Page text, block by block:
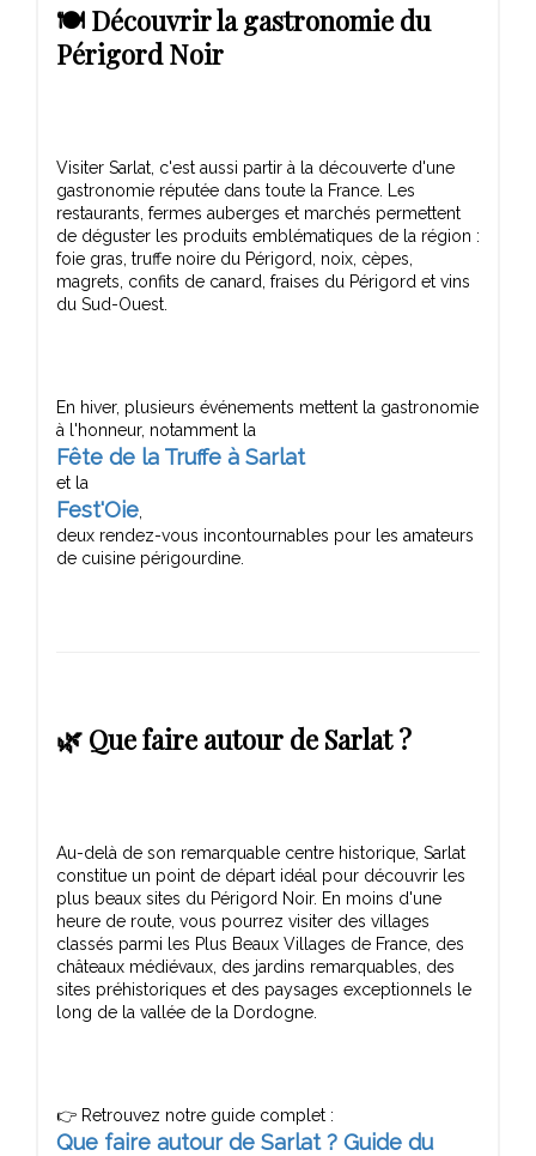
🍽️ Découvrir la gastronomie du
Périgord Noir
Visiter Sarlat, c'est aussi partir à la découverte d'une
gastronomie réputée dans toute la France. Les
restaurants, fermes auberges et marchés permettent
de déguster les produits emblématiques de la région :
foie gras, truffe noire du Périgord, noix, cèpes,
magrets, confits de canard, fraises du Périgord et vins
En hiver, plusieurs événements mettent la gastronomie
Fête de la Truffe à Sarlat
Fest'Oie
deux rendez-vous incontournables pour les amateurs
🌿 Que faire autour de Sarlat ?
Au-delà de son remarquable centre historique, Sarlat
constitue un point de départ idéal pour découvrir les
plus beaux sites du Périgord Noir. En moins d'une
heure de route, vous pourrez visiter des villages
classés parmi les Plus Beaux Villages de France, des
châteaux médiévaux, des jardins remarquables, des
sites préhistoriques et des paysages exceptionnels le
Que faire autour de Sarlat ? Guide du